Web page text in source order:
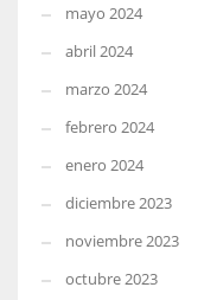
mayo 2024
abril 2024
marzo 2024
febrero 2024
enero 2024
diciembre 2023
noviembre 2023
octubre 2023